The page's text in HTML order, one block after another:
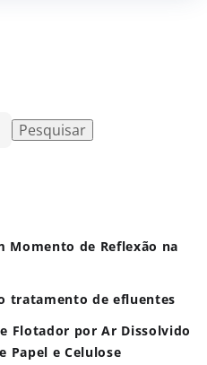
Pesquisar
Momento de Reflexão na
tratamento de efluentes
Flotador por Ar Dissolvido
Papel e Celulose